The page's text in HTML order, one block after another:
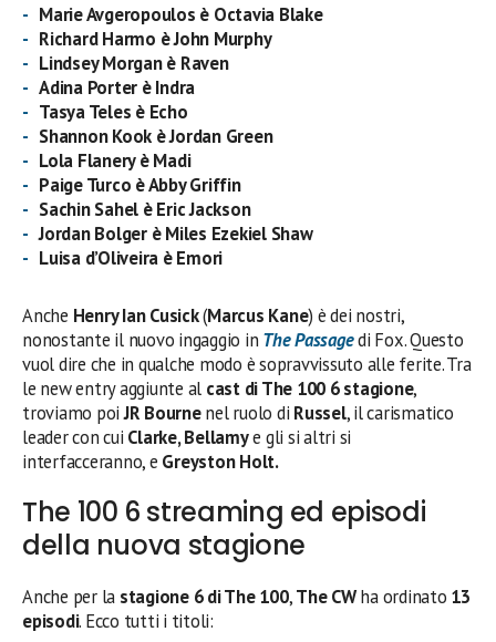
Marie Avgeropoulos è Octavia Blake
Richard Harmo è John Murphy
Lindsey Morgan è Raven
Adina Porter è Indra
Tasya Teles è Echo
Shannon Kook è Jordan Green
Lola Flanery è Madi
Paige Turco è Abby Griffin
Sachin Sahel è Eric Jackson
Jordan Bolger è Miles Ezekiel Shaw
Luisa d’Oliveira è Emori
Anche Henry Ian Cusick(Marcus Kane) è dei nostri,
nonostante il nuovo ingaggio in The Passagedi Fox. Questo
vuol dire che in qualche modo è sopravvissuto alle ferite. Tra
le new entry aggiunte al cast di The 100 6 stagione,
troviamo poiJR Bournenel ruolo di Russel, il carismatico
leader con cui Clarke, Bellamye gli si altri si
interfacceranno, e Greyston Holt.
The 100 6 streaming ed episodi
della nuova stagione
Anche per la stagione 6 di The 100,The CWha ordinato 13
episodi. Ecco tutti i titoli: